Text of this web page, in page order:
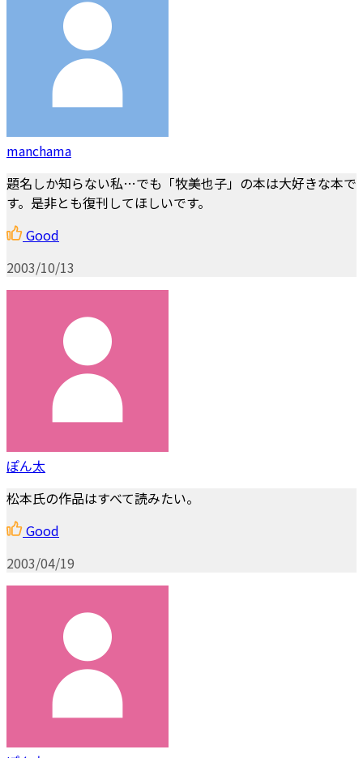
manchama
題名しか知らない私…でも「牧美也子」の本は大好きな本で
す。是非とも復刊してほしいです。
Good
2003/10/13
ぽん太
松本氏の作品はすべて読みたい。
Good
2003/04/19